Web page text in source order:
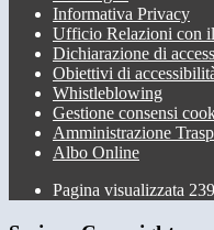
Informativa Privacy
Ufficio Relazioni con
Dichiarazione di
Obiettivi di
Whistleblowing
Gestione consensi
Amministrazione
Albo Online
Pagina visualizzata